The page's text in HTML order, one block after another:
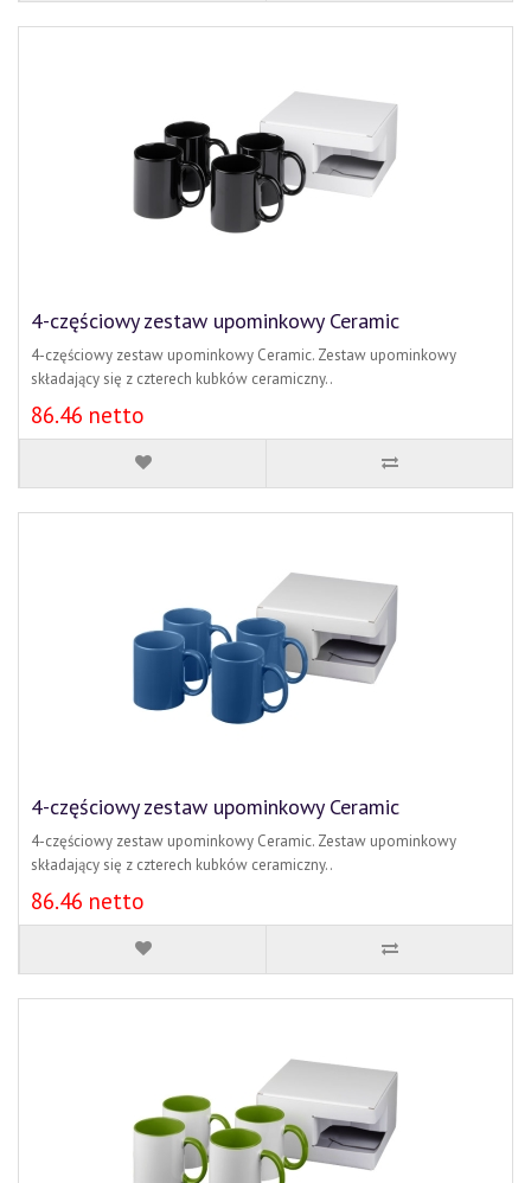
4-częściowy zestaw upominkowy Ceramic
4-częściowy zestaw upominkowy Ceramic. Zestaw upominkowy
składający się z czterech kubków ceramiczny..
86.46 netto
4-częściowy zestaw upominkowy Ceramic
4-częściowy zestaw upominkowy Ceramic. Zestaw upominkowy
składający się z czterech kubków ceramiczny..
86.46 netto